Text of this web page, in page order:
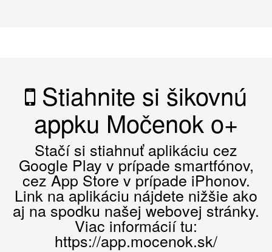
Stiahnite si šikovnú
appku Močenok o+
Stačí si stiahnuť aplikáciu cez
Google Play v prípade smartfónov,
cez App Store v prípade iPhonov.
Link na aplikáciu nájdete nižšie ako
aj na spodku našej webovej stránky.
Viac informácií tu:
https://app.mocenok.sk/